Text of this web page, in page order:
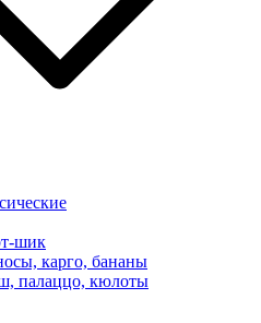
шик
карго, бананы
палаццо, кюлоты